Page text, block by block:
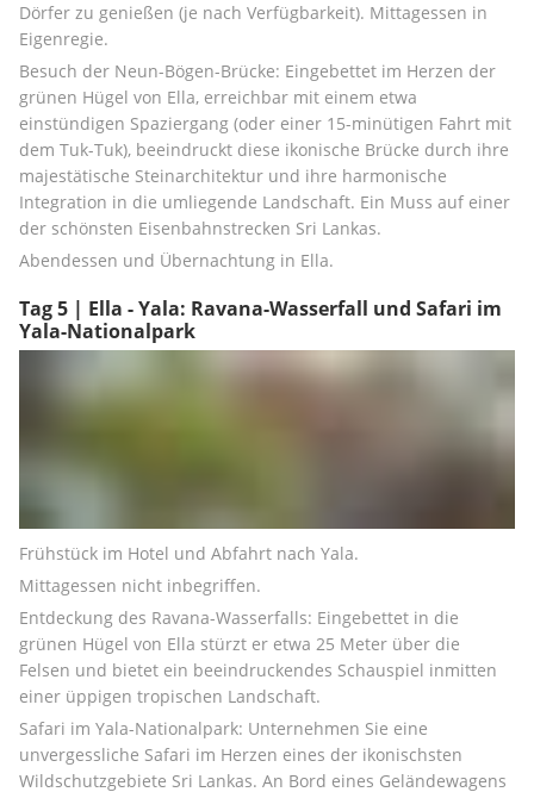
Dörfer zu genießen (je nach Verfügbarkeit). Mittagessen in
Eigenregie.
Besuch der Neun-Bögen-Brücke: Eingebettet im Herzen der
grünen Hügel von Ella, erreichbar mit einem etwa
einstündigen Spaziergang (oder einer 15-minütigen Fahrt mit
dem Tuk-Tuk), beeindruckt diese ikonische Brücke durch ihre
majestätische Steinarchitektur und ihre harmonische
Integration in die umliegende Landschaft. Ein Muss auf einer
der schönsten Eisenbahnstrecken Sri Lankas.
Abendessen und Übernachtung in Ella.
Tag 5 | Ella - Yala: Ravana-Wasserfall und Safari im
Yala-Nationalpark
Frühstück im Hotel und Abfahrt nach Yala.
Mittagessen nicht inbegriffen.
Entdeckung des Ravana-Wasserfalls: Eingebettet in die
grünen Hügel von Ella stürzt er etwa 25 Meter über die
Felsen und bietet ein beeindruckendes Schauspiel inmitten
einer üppigen tropischen Landschaft.
Safari im Yala-Nationalpark: Unternehmen Sie eine
unvergessliche Safari im Herzen eines der ikonischsten
Wildschutzgebiete Sri Lankas. An Bord eines Geländewagens